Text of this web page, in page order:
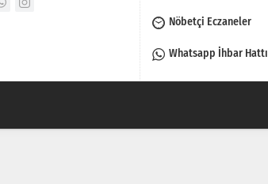
Nöbetçi Eczaneler
Whatsapp İhbar Hattı